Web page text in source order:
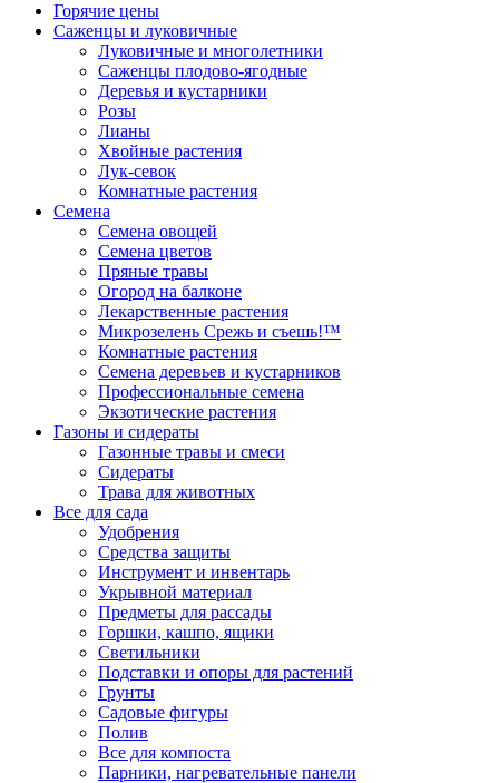
Горячие цены
Саженцы и луковичные
Луковичные и многолетники
Саженцы плодово-ягодные
Деревья и кустарники
Розы
Лианы
Хвойные растения
Лук-севок
Комнатные растения
Семена
Семена овощей
Семена цветов
Пряные травы
Огород на балконе
Лекарственные растения
Микрозелень Срежь и съешь!™
Комнатные растения
Семена деревьев и кустарников
Профессиональные семена
Экзотические растения
Газоны и сидераты
Газонные травы и смеси
Сидераты
Трава для животных
Все для сада
Удобрения
Средства защиты
Инструмент и инвентарь
Укрывной материал
Предметы для рассады
Горшки, кашпо, ящики
Светильники
Подставки и опоры для растений
Грунты
Садовые фигуры
Полив
Все для компоста
Парники, нагревательные панели